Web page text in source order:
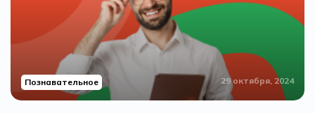
Познавательное 29 октября, 2024